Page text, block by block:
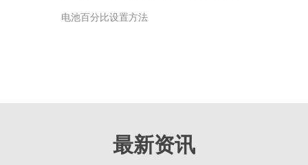
电池百分比设置方法
最新资讯